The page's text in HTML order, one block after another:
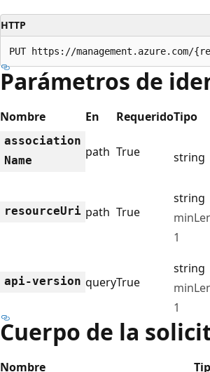
HTTP
PUT https://
Parámetros de
Nombre En RequeridoTipo
association
Name
path True string
resourceUri path True
string
1
api-version queryTrue
string
1
Cuerpo de la
Nombre